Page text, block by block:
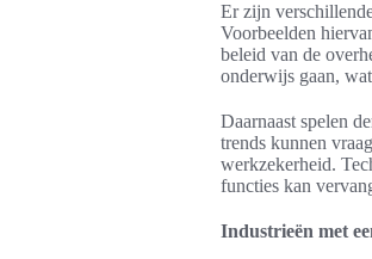
Er zijn
Voorbeelden
beleid van de
onderwijs gaan,
Daarnaast spelen
trends kunnen
werkzekerheid.
functies kan
Industrieën met